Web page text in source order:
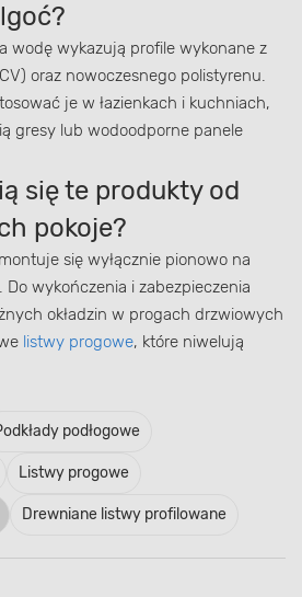
wodę wykazują profile wykonane z
oraz nowoczesnego polistyrenu.
je w łazienkach i kuchniach,
gresy lub wodoodporne panele
się te produkty od
pokoje?
się wyłącznie pionowo na
Do wykończenia i zabezpieczenia
okładzin w progach drzwiowych
listwy progowe, które niwelują
podłogowe
Listwy progowe
Drewniane listwy profilowane